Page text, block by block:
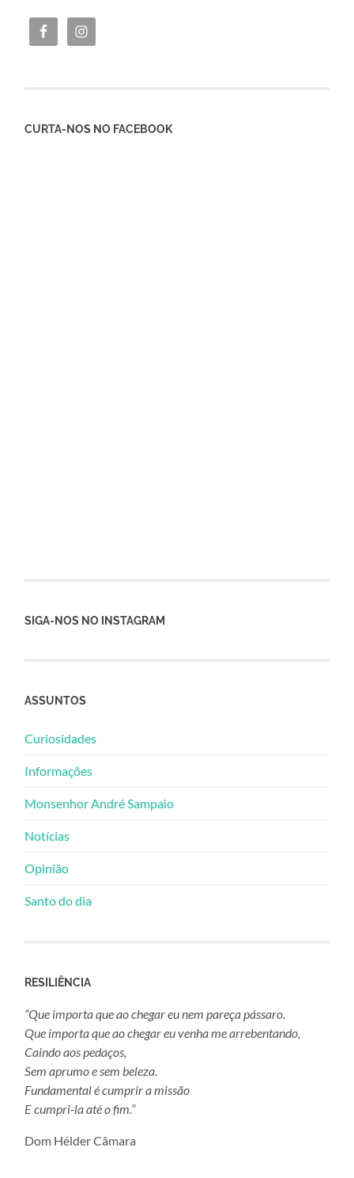
CURTA-NOS NO FACEBOOK
SIGA-NOS NO INSTAGRAM
ASSUNTOS
Curiosidades
Informações
Monsenhor André Sampaio
Notícias
Opinião
Santo do dia
RESILIÊNCIA
“Que importa que ao chegar eu nem pareça pássaro.
Que importa que ao chegar eu venha me arrebentando,
Caindo aos pedaços,
Sem aprumo e sem beleza.
Fundamental é cumprir a missão
E cumpri-la até o fim.”
Dom Hélder Câmara